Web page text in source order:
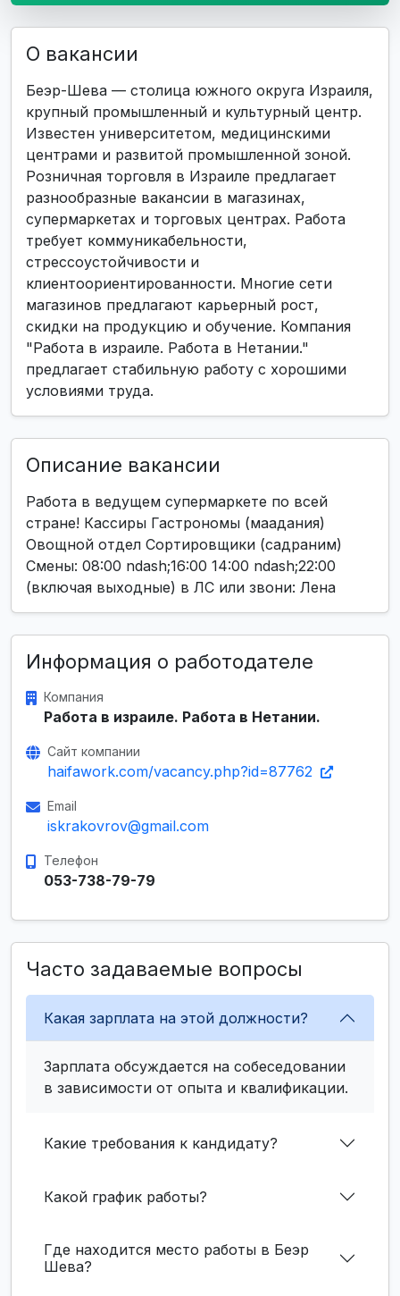
О вакансии
Беэр-Шева — столица южного округа Израиля,
крупный промышленный и культурный центр.
Известен университетом, медицинскими
центрами и развитой промышленной зоной.
Розничная торговля в Израиле предлагает
разнообразные вакансии в магазинах,
супермаркетах и торговых центрах. Работа
требует коммуникабельности,
стрессоустойчивости и
клиентоориентированности. Многие сети
магазинов предлагают карьерный рост,
скидки на продукцию и обучение. Компания
"Работа в израиле. Работа в Нетании."
предлагает стабильную работу с хорошими
условиями труда.
Описание вакансии
Работа в ведущем супермаркете по всей
стране! Кассиры Гастрономы (маадания)
Овощной отдел Сортировщики (садраним)
Смены: 08:00 ndash;16:00 14:00 ndash;22:00
(включая выходные) в ЛС или звони: Лена
Информация о работодателе
Компания
Работа в израиле. Работа в Нетании.
Сайт компании
haifawork.com/vacancy.php?id=87762
Email
iskrakovrov@gmail.com
Телефон
053-738-79-79
Часто задаваемые вопросы
Какая зарплата на этой должности?
Зарплата обсуждается на собеседовании
в зависимости от опыта и квалификации.
Какие требования к кандидату?
Какой график работы?
Где находится место работы в Беэр
Шева?